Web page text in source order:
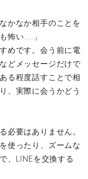
かなか相手のことを
怖い……」
めです。会う前に電
どメッセージだけで
る程度話すことで相
、実際に会うかどう
必要はありません。
使ったり、ズームな
、LINEを交換する